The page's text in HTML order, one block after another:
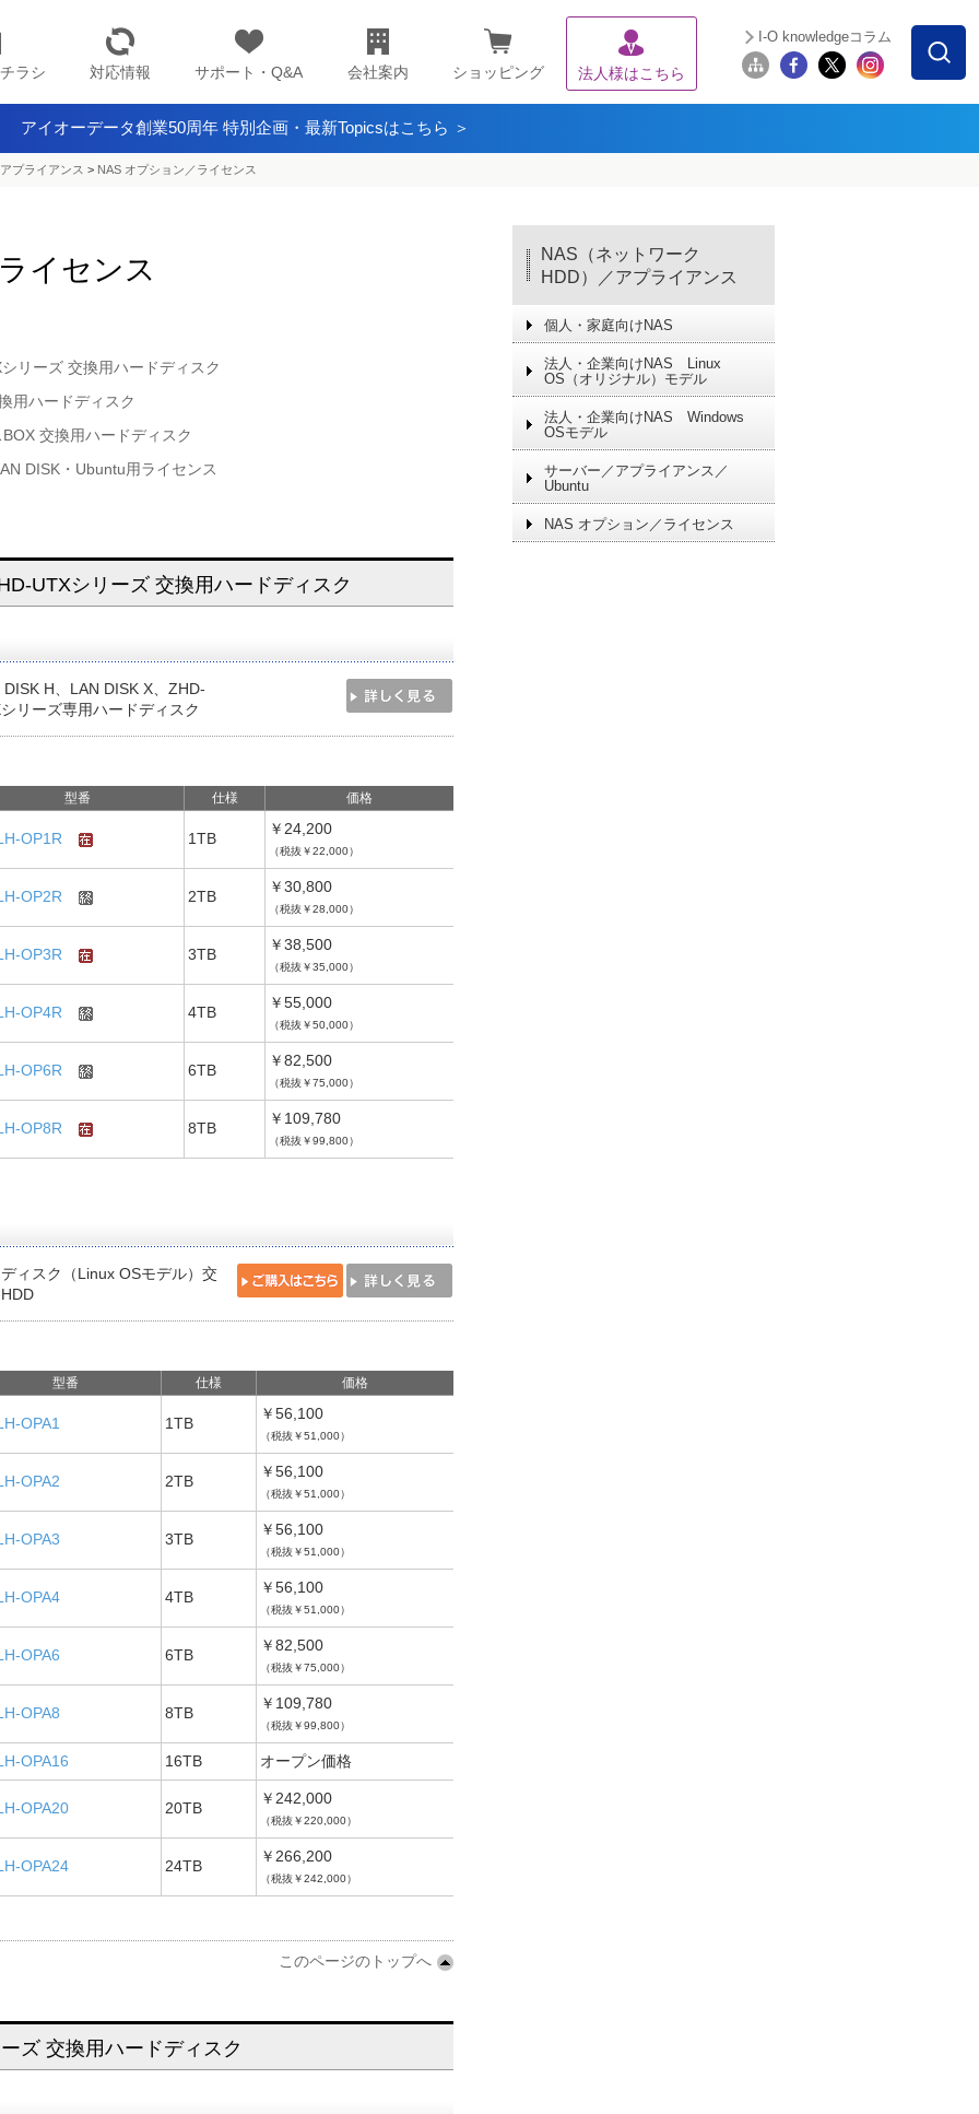
ラシ 対応情報 サポート・Q&A 会社案内 ショッピング 法人様はこちら
I-O knowledgeコラム
アイオーデータ創業50周年 特別企画・最新Topicsはこちら ＞
プライアンス​ > NAS オプション／ライセンス
イセンス
リーズ 交換用ハードディスク
用ハードディスク
交換用ハードディスク
DISK・Ubuntu用ライセンス
UTXシリーズ 交換用ハードディスク
DISK H、LAN DISK X、ZHD-
リーズ専用ハードディスク
型番 仕様 価格
OP1R 1TB
￥24,200
（税抜￥22,000）
OP2R 2TB
￥30,800
（税抜￥28,000）
OP3R 3TB
￥38,500
（税抜￥35,000）
OP4R 4TB
￥55,000
（税抜￥50,000）
OP6R 6TB
￥82,500
（税抜￥75,000）
OP8R 8TB
￥109,780
（税抜￥99,800）
ィスク（Linux OSモデル）交
型番 仕様 価格
OPA1 1TB
￥56,100
（税抜￥51,000）
OPA2 2TB
￥56,100
（税抜￥51,000）
OPA3 3TB
￥56,100
（税抜￥51,000）
OPA4 4TB
￥56,100
（税抜￥51,000）
OPA6 6TB
￥82,500
（税抜￥75,000）
OPA8 8TB
￥109,780
（税抜￥99,800）
OPA16 16TB オープン価格
OPA20 20TB
￥242,000
（税抜￥220,000）
OPA24 24TB
￥266,200
（税抜￥242,000）
このページのトップへ
ズ 交換用ハードディスク
NAS（ネットワーク
HDD）／アプライアンス​
個人・家庭向けNAS
法人・企業向けNAS Linux
OS（オリジナル）モデル
法人・企業向けNAS Windows
OSモデル
サーバー／アプライアンス／
Ubuntu
NAS オプション／ライセンス